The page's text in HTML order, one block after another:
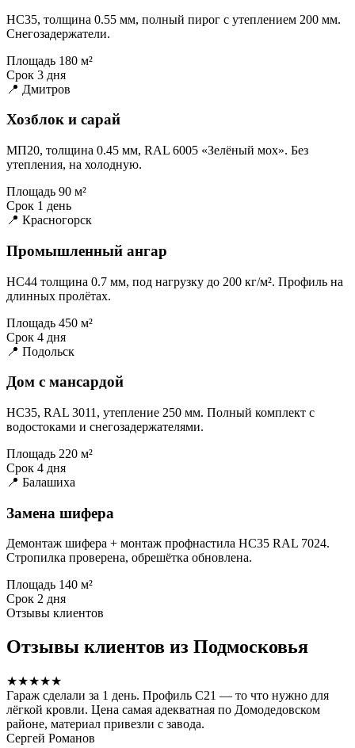
НС35, толщина 0.55 мм, полный пирог с утеплением 200 мм.
Снегозадержатели.
Площадь 180 м²
Срок 3 дня
📍 Дмитров
Хозблок и сарай
МП20, толщина 0.45 мм, RAL 6005 «Зелёный мох». Без
утепления, на холодную.
Площадь 90 м²
Срок 1 день
📍 Красногорск
Промышленный ангар
НС44 толщина 0.7 мм, под нагрузку до 200 кг/м². Профиль на
длинных пролётах.
Площадь 450 м²
Срок 4 дня
📍 Подольск
Дом с мансардой
НС35, RAL 3011, утепление 250 мм. Полный комплект с
водостоками и снегозадержателями.
Площадь 220 м²
Срок 4 дня
📍 Балашиха
Замена шифера
Демонтаж шифера + монтаж профнастила НС35 RAL 7024.
Стропилка проверена, обрешётка обновлена.
Площадь 140 м²
Срок 2 дня
Отзывы клиентов
Отзывы клиентов из Подмосковья
★★★★★
Гараж сделали за 1 день. Профиль С21 — то что нужно для
лёгкой кровли. Цена самая адекватная по Домодедовском
районе, материал привезли с завода.
Сергей Романов